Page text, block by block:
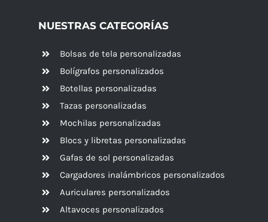
NUESTRAS CATEGORÍAS
Bolsas de tela personalizadas
Bolígrafos personalizados
Botellas personalizadas
Tazas personalizadas
Mochilas personalizadas
Blocs y libretas personalizadas
Gafas de sol personalizadas
Cargadores inalámbricos personalizados
Auriculares personalizados
Altavoces personalizados